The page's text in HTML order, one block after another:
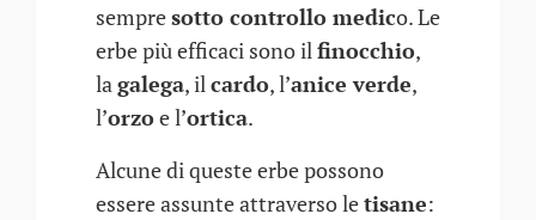
sempresotto controllo medico. Le
erbe più efficaci sono ilfinocchio,
lagalega, ilcardo, l’anice verde,
l’orzoe l’ortica.
Alcune di queste erbe possono
essere assunte attraverso letisane: